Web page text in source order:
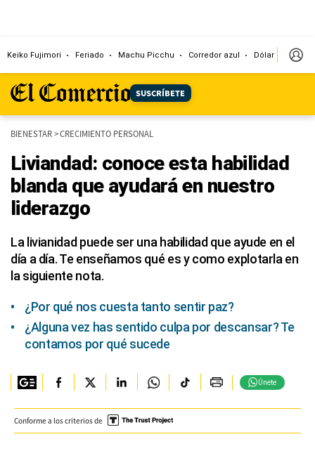
SUSCRÍBETE
Keiko Fujimori Feriado Machu Picchu Corredor azul Dólar
BIENESTAR>CRECIMIENTO PERSONAL
Liviandad: conoce esta habilidad
blanda que ayudará en nuestro
liderazgo
La livianidad puede ser una habilidad que ayude en el
día a día. Te enseñamos qué es y como explotarla en
la siguiente nota.
¿Por qué nos cuesta tanto sentir paz?
¿Alguna vez has sentido culpa por descansar? Te
contamos por qué sucede
Únete
Conforme a los criterios de